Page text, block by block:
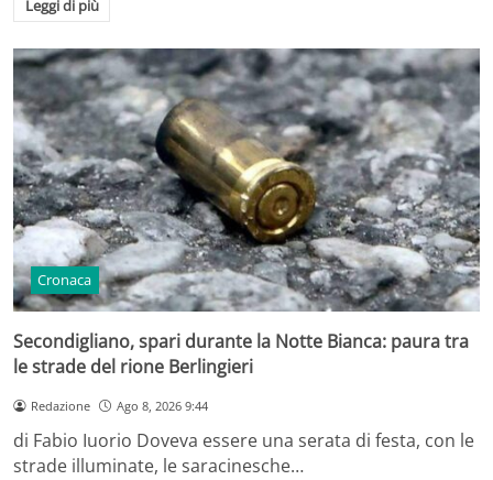
Leggi di più
Cronaca
Secondigliano, spari durante la Notte Bianca: paura tra
le strade del rione Berlingieri
Redazione Ago 8, 2026 9:44
di Fabio Iuorio Doveva essere una serata di festa, con le
strade illuminate, le saracinesche…